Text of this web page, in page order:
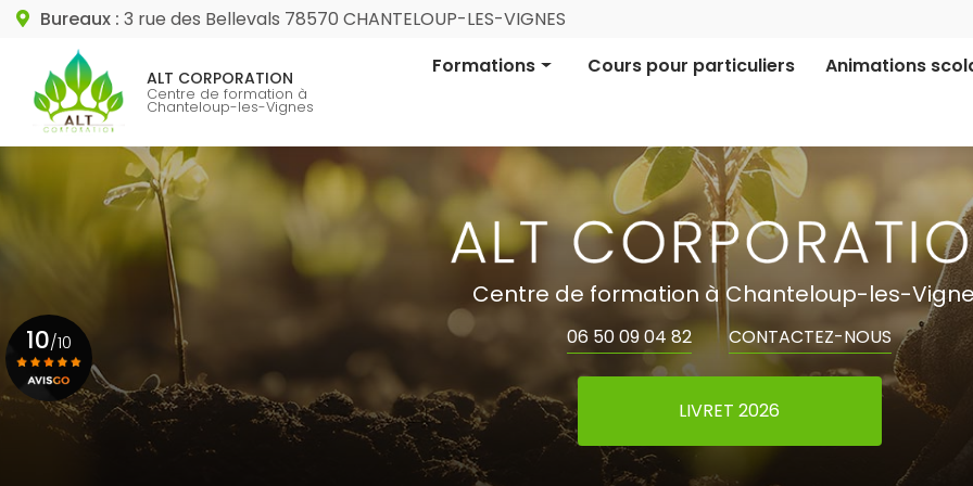
Aller
au
contenu
principal
Bureaux : 3 rue des Bellevals 78570 CHANTELOUP-LES-VIGNES
ALT CORPORATION
Centre de formation à
Chanteloup-les-Vignes
Formations
Formation informative
Cours pour particuliers Animations
Financement
Centre de formation à Chanteloup-les-
06 50 09 04 82 CONTACTEZ-NOUS
LIVRET 2026
10/10
Voir le certificat